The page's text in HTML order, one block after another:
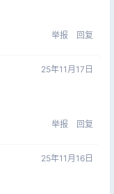
举报 回复
25年11月17日
举报 回复
25年11月16日